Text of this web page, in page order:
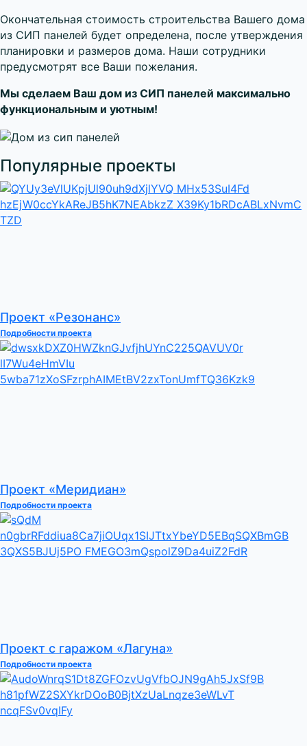
Окончательная стоимость строительства Вашего дома
из СИП панелей будет определена, после утверждения
планировки и размеров дома. Наши сотрудники
предусмотрят все Ваши пожелания.
Мы сделаем Ваш дом из СИП панелей максимально
функциональным и уютным!
Популярные проекты
Проект «Резонанс»
Подробности проекта
Проект «Меридиан»
Подробности проекта
Проект с гаражом «Лагуна»
Подробности проекта